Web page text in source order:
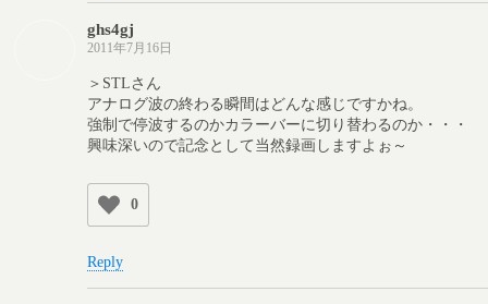
ghs4gj
2011年7月16日
＞STLさん
アナログ波の終わる瞬間はどんな感じですかね。
強制で停波するのかカラーバーに切り替わるのか・・・
興味深いので記念として当然録画しますよぉ～
0
Reply